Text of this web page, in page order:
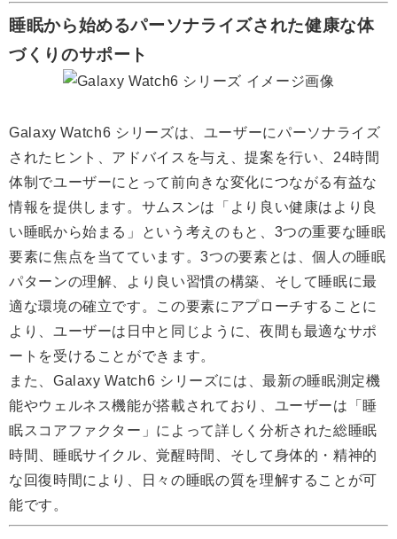
睡眠から始めるパーソナライズされた健康な体
づくりのサポート
Galaxy Watch6 シリーズは、ユーザーにパーソナライズ
されたヒント、アドバイスを与え、提案を行い、24時間
体制でユーザーにとって前向きな変化につながる有益な
情報を提供します。サムスンは「より良い健康はより良
い睡眠から始まる」という考えのもと、3つの重要な睡眠
要素に焦点を当てています。3つの要素とは、個人の睡眠
パターンの理解、より良い習慣の構築、そして睡眠に最
適な環境の確立です。この要素にアプローチすることに
より、ユーザーは日中と同じように、夜間も最適なサポ
ートを受けることができます。
また、Galaxy Watch6 シリーズには、最新の睡眠測定機
能やウェルネス機能が搭載されており、ユーザーは「睡
眠スコアファクター」によって詳しく分析された総睡眠
時間、睡眠サイクル、覚醒時間、そして身体的・精神的
な回復時間により、日々の睡眠の質を理解することが可
能です。